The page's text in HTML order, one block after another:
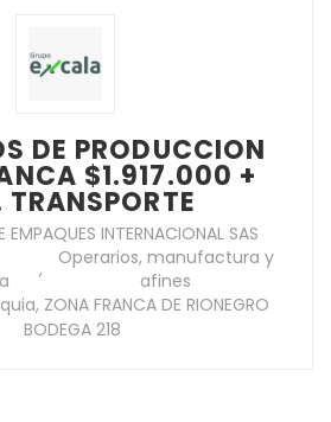
DE PRODUCCION
$1.917.000 +
INTERNACIONAL SAS
,
Operarios, manufactura y
afines
ZONA FRANCA DE RIONEGRO
BODEGA 218